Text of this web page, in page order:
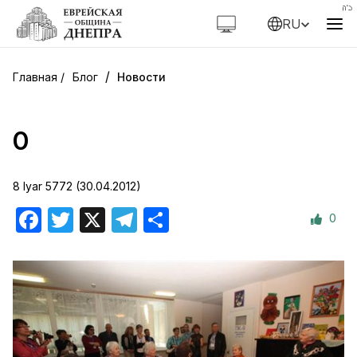
RU
Блог / Новости
0
8 Iyar 5772 (30.04.2012)
Facebook
Twitter Telegram 0